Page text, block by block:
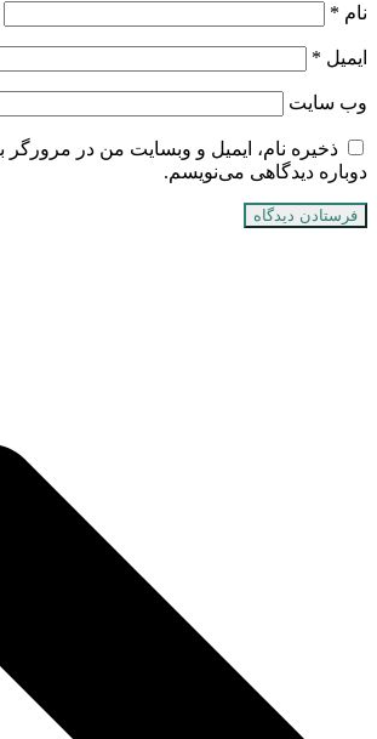
نام *
ایمیل *
وب‌ سایت
ذخیره نام، ایمیل و وبسایت من در مرورگر
دوباره دیدگاهی می‌نویسم.